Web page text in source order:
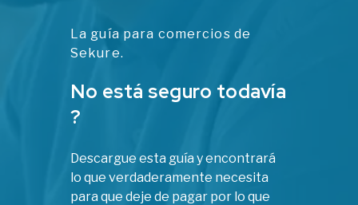
La guía para comercios de
Sekure.
No está seguro todavía
?
Descargue esta guía y encontrará
lo que verdaderamente necesita
para que deje de pagar por lo que